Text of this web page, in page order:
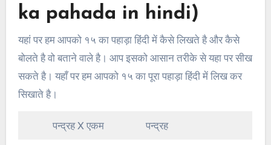
ka pahada in hindi)
यहां पर हम आपको १५ का पहाड़ा हिंदी में कैसे लिखते है और कैसे
बोलते है वो बताने वाले है। आप इसको आसान तरीके से यहा पर सीख
सकते है। यहाँ पर हम आपको १५ का पूरा पहाड़ा हिंदी में लिख कर
सिखाते है।
पन्द्रह X एकम पन्द्रह